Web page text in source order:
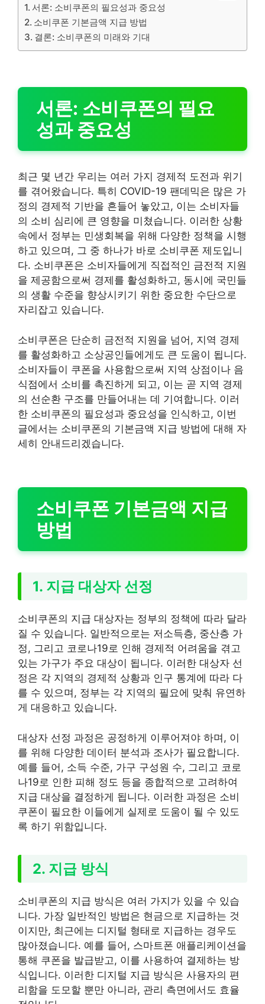
서론: 소비쿠폰의 필요성과 중요성
소비쿠폰 기본금액 지급 방법
결론: 소비쿠폰의 미래와 기대
서론: 소비쿠폰의 필요
성과 중요성
최근 몇 년간 우리는 여러 가지 경제적 도전과 위기
를 겪어왔습니다. 특히 COVID-19 팬데믹은 많은 가
정의 경제적 기반을 흔들어 놓았고, 이는 소비자들
의 소비 심리에 큰 영향을 미쳤습니다. 이러한 상황
속에서 정부는 민생회복을 위해 다양한 정책을 시행
하고 있으며, 그 중 하나가 바로 소비쿠폰 제도입니
다. 소비쿠폰은 소비자들에게 직접적인 금전적 지원
을 제공함으로써 경제를 활성화하고, 동시에 국민들
의 생활 수준을 향상시키기 위한 중요한 수단으로
자리잡고 있습니다.
소비쿠폰은 단순히 금전적 지원을 넘어, 지역 경제
를 활성화하고 소상공인들에게도 큰 도움이 됩니다.
소비자들이 쿠폰을 사용함으로써 지역 상점이나 음
식점에서 소비를 촉진하게 되고, 이는 곧 지역 경제
의 선순환 구조를 만들어내는 데 기여합니다. 이러
한 소비쿠폰의 필요성과 중요성을 인식하고, 이번
글에서는 소비쿠폰의 기본금액 지급 방법에 대해 자
세히 안내드리겠습니다.
소비쿠폰 기본금액 지급
방법
1. 지급 대상자 선정
소비쿠폰의 지급 대상자는 정부의 정책에 따라 달라
질 수 있습니다. 일반적으로는 저소득층, 중산층 가
정, 그리고 코로나19로 인해 경제적 어려움을 겪고
있는 가구가 주요 대상이 됩니다. 이러한 대상자 선
정은 각 지역의 경제적 상황과 인구 통계에 따라 다
를 수 있으며, 정부는 각 지역의 필요에 맞춰 유연하
게 대응하고 있습니다.
대상자 선정 과정은 공정하게 이루어져야 하며, 이
를 위해 다양한 데이터 분석과 조사가 필요합니다.
예를 들어, 소득 수준, 가구 구성원 수, 그리고 코로
나19로 인한 피해 정도 등을 종합적으로 고려하여
지급 대상을 결정하게 됩니다. 이러한 과정은 소비
쿠폰이 필요한 이들에게 실제로 도움이 될 수 있도
록 하기 위함입니다.
2. 지급 방식
소비쿠폰의 지급 방식은 여러 가지가 있을 수 있습
니다. 가장 일반적인 방법은 현금으로 지급하는 것
이지만, 최근에는 디지털 형태로 지급하는 경우도
많아졌습니다. 예를 들어, 스마트폰 애플리케이션을
통해 쿠폰을 발급받고, 이를 사용하여 결제하는 방
식입니다. 이러한 디지털 지급 방식은 사용자의 편
리함을 도모할 뿐만 아니라, 관리 측면에서도 효율